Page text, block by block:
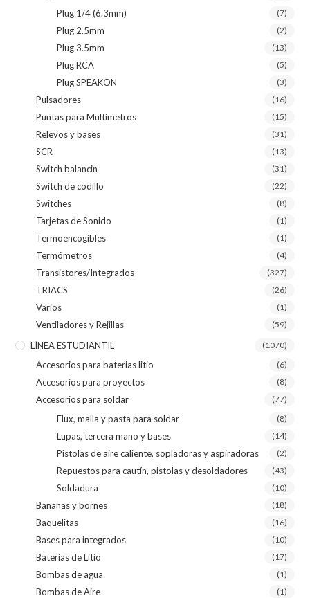
Plug 1/4 (6.3mm) (7)
Plug 2.5mm (2)
Plug 3.5mm (13)
Plug RCA (5)
Plug SPEAKON (3)
Pulsadores (16)
Puntas para Multímetros (15)
Relevos y bases (31)
SCR (13)
Switch balancin (31)
Switch de codillo (22)
Switches (8)
Tarjetas de Sonido (1)
Termoencogibles (1)
Termómetros (4)
Transistores/Integrados (327)
TRIACS (26)
Varios (1)
Ventiladores y Rejillas (59)
LÍNEA ESTUDIANTIL (1070)
Accesorios para baterias litio (6)
Accesorios para proyectos (8)
Accesorios para soldar (77)
Flux, malla y pasta para soldar (8)
Lupas, tercera mano y bases (14)
Pistolas de aire caliente, sopladoras y aspiradoras (2)
Repuestos para cautín, pistolas y desoldadores (43)
Soldadura (10)
Bananas y bornes (18)
Baquelitas (16)
Bases para integrados (10)
Baterías de Litio (17)
Bombas de agua (1)
Bombas de Aire (1)